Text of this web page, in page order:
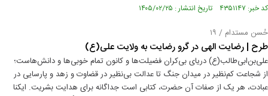
کد خبر: ۴۳۵۱۱۴۷ تاریخ انتشار : ۱۴۰۵/۰۲/۲۵
حُسن مستدام / ۱۹
طرح | رضایت الهی در گرو رضایت به ولایت علی(ع)
علی‌بن‌ابی‌طالب(ع) دریای بی‌کران فضیلت‌ها و کانون تمام خوبی‌ها و دانش‌هاست؛
از شجاعت کم‌نظیر در میدان جنگ تا عدالت بی‌نظیر در قضاوت و زهد و پارسایی در
عبادت، هر یک از صفات آن حضرت، کتابی است جداگانه برای هدایت بشریت. ایکنا